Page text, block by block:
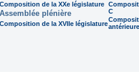
Composition de la XXe législature
Assemblée plénière
Composition de la XVIIe législature
C